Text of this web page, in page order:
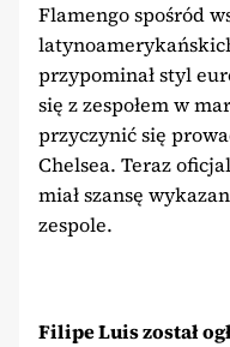
Flamengo spośród
przypominał styl
się z zespołem w
przyczynić się
Chelsea. Teraz
miał szansę
zespole.
Filipe Luis został